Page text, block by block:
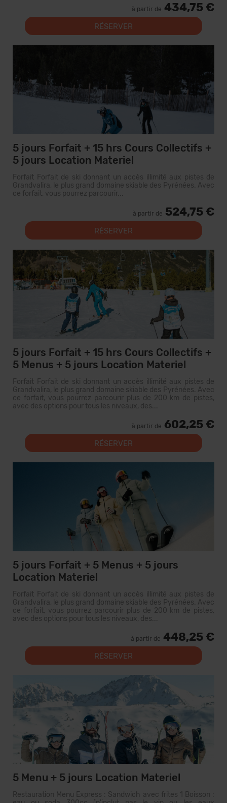
à partir de 434,75 €
RÉSERVER
5 jours Forfait + 15 hrs Cours Collectifs +
5 jours Location Materiel
Forfait Forfait de ski donnant un accès illimité aux pistes de
Grandvalira, le plus grand domaine skiable des Pyrénées. Avec
ce forfait, vous pourrez parcourir...
à partir de 524,75 €
RÉSERVER
5 jours Forfait + 15 hrs Cours Collectifs +
5 Menus + 5 jours Location Materiel
Forfait Forfait de ski donnant un accès illimité aux pistes de
Grandvalira, le plus grand domaine skiable des Pyrénées. Avec
ce forfait, vous pourrez parcourir plus de 200 km de pistes,
avec des options pour tous les niveaux, des...
à partir de 602,25 €
RÉSERVER
5 jours Forfait + 5 Menus + 5 jours
Location Materiel
Forfait Forfait de ski donnant un accès illimité aux pistes de
Grandvalira, le plus grand domaine skiable des Pyrénées. Avec
ce forfait, vous pourrez parcourir plus de 200 km de pistes,
avec des options pour tous les niveaux, des...
à partir de 448,25 €
RÉSERVER
5 Menu + 5 jours Location Materiel
Restauration Menu Express : Sandwich avec frites 1 Boisson :